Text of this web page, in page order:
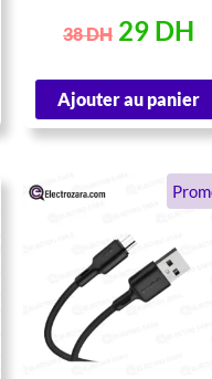
Transfert de
38DH 29 DH
Ajouter au panier
initial
était :